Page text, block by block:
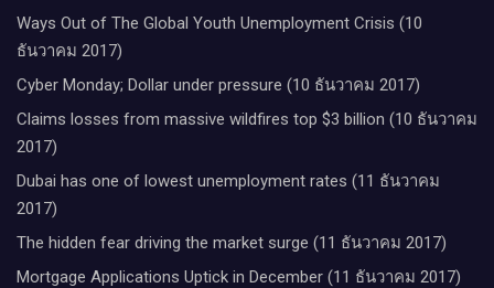
Ways Out of The Global Youth Unemployment Crisis (10
ธันวาคม 2017)
Cyber Monday; Dollar under pressure (10 ธันวาคม 2017)
Claims losses from massive wildfires top $3 billion (10 ธันวาคม
2017)
Dubai has one of lowest unemployment rates (11 ธันวาคม
2017)
The hidden fear driving the market surge (11 ธันวาคม 2017)
Mortgage Applications Uptick in December (11 ธันวาคม 2017)